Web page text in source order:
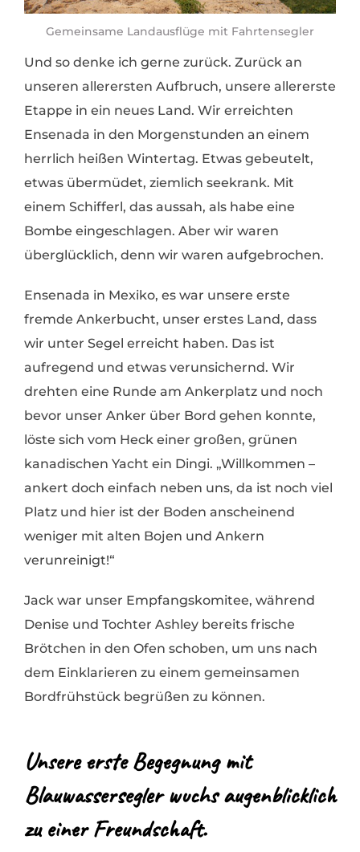
Gemeinsame Landausflüge mit Fahrtensegler
Und so denke ich gerne zurück. Zurück an
unseren allerersten Aufbruch, unsere allererste
Etappe in ein neues Land. Wir erreichten
Ensenada in den Morgenstunden an einem
herrlich heißen Wintertag. Etwas gebeutelt,
etwas übermüdet, ziemlich seekrank. Mit
einem Schifferl, das aussah, als habe eine
Bombe eingeschlagen. Aber wir waren
überglücklich, denn wir waren aufgebrochen.
Ensenada in Mexiko, es war unsere erste
fremde Ankerbucht, unser erstes Land, dass
wir unter Segel erreicht haben. Das ist
aufregend und etwas verunsichernd. Wir
drehten eine Runde am Ankerplatz und noch
bevor unser Anker über Bord gehen konnte,
löste sich vom Heck einer großen, grünen
kanadischen Yacht ein Dingi. „Willkommen –
ankert doch einfach neben uns, da ist noch viel
Platz und hier ist der Boden anscheinend
weniger mit alten Bojen und Ankern
verunreinigt!“
Jack war unser Empfangskomitee, während
Denise und Tochter Ashley bereits frische
Brötchen in den Ofen schoben, um uns nach
dem Einklarieren zu einem gemeinsamen
Bordfrühstück begrüßen zu können.
Unsere erste Begegnung mit
Blauwassersegler wuchs augenblicklich
zu einer Freundschaft.